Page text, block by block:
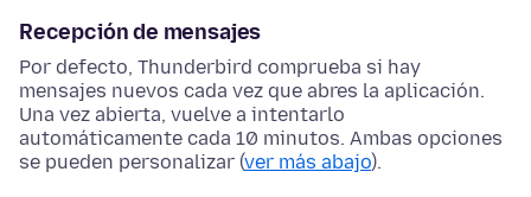
Recepción de mensajes
Por defecto, Thunderbird comprueba si hay
mensajes nuevos cada vez que abres la aplicación.
Una vez abierta, vuelve a intentarlo
automáticamente cada 10 minutos. Ambas opciones
se pueden personalizar (ver más abajo).